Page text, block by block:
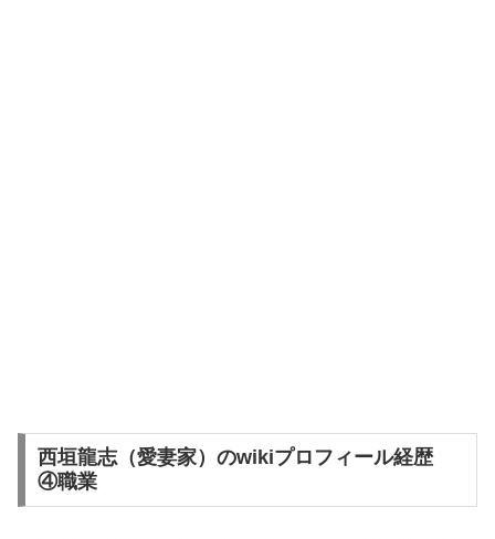
西垣龍志（愛妻家）のwikiプロフィール経歴
④職業